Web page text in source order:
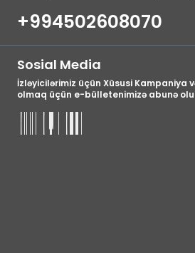
+994502608070
Sosial Media
İzləyicilərimiz üçün Xüsusi Kampaniya
olmaq üçün e-bülletenimizə abunə